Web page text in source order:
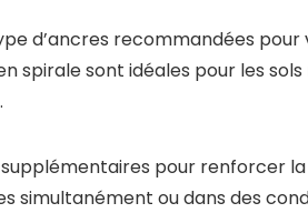
d’ancres recommandées
spirale sont idéales pour les
pour renforcer
simultanément ou dans des